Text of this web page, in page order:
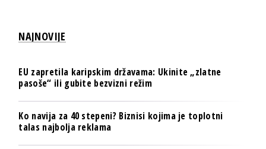
NAJNOVIJE
EU zapretila karipskim državama: Ukinite „zlatne
pasoše“ ili gubite bezvizni režim
Ko navija za 40 stepeni? Biznisi kojima je toplotni
talas najbolja reklama